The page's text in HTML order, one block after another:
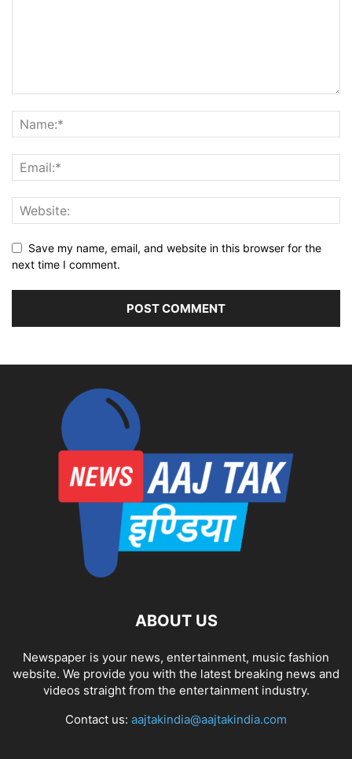
Save my name, email, and website in this browser for the
next time I comment.
ABOUT US
Newspaper is your news, entertainment, music fashion
website. We provide you with the latest breaking news and
videos straight from the entertainment industry.
Contact us: aajtakindia@aajtakindia.com